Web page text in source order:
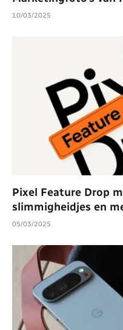
10/03/2025
Pixel Feature Drop
slimmigheidjes en
05/03/2025